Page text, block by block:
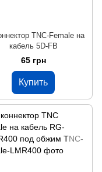
TNC-Female на
кабель 5D-FB
65 грн
Купить